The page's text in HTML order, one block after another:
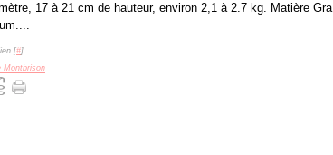
17 à 21 cm de hauteur, environ 2,1 à 2.7 kg. Matière Gra
[#]
Montbrison